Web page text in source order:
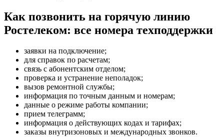
Как позвонить на горячую линию
Ростелеком: все номера техподдержки
заявки на подключение;
для справок по расчетам;
связь с абонентским отделом;
проверка и устранение неполадок;
вызов ремонтной службы;
информация по точным данным и номерам;
данные о режиме работы компании;
прием телеграмм;
информация о действующих кодах и тарифах;
заказы внутризоновых и международных звонков.